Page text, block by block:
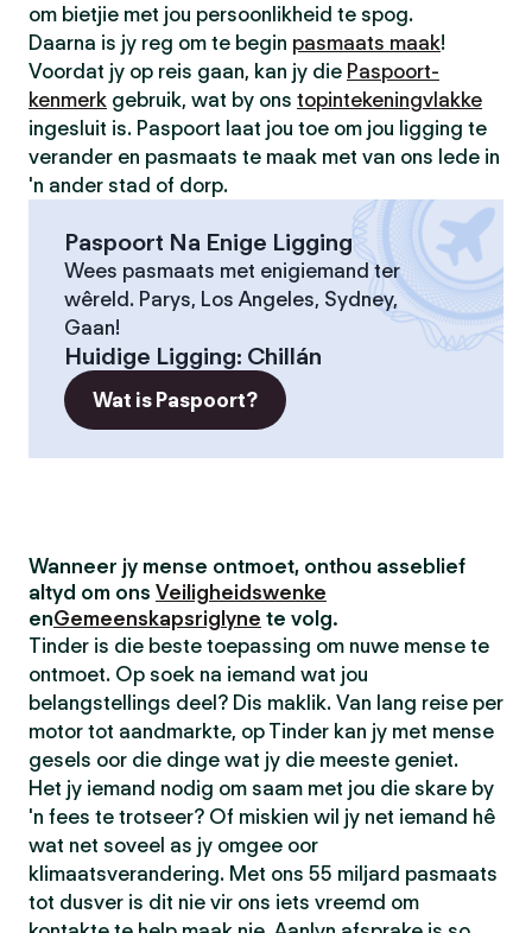
om bietjie met jou persoonlikheid te spog.
Daarna is jy reg om te begin pasmaats maak!
Voordat jy op reis gaan, kan jy die Paspoort-
kenmerk gebruik, wat by ons topintekeningvlakke
ingesluit is. Paspoort laat jou toe om jou ligging te
verander en pasmaats te maak met van ons lede in
'n ander stad of dorp.
Paspoort Na Enige Ligging
Wees pasmaats met enigiemand ter
wêreld. Parys, Los Angeles, Sydney,
Gaan!
Huidige Ligging: Chillán
Wat is Paspoort?
Wanneer jy mense ontmoet, onthou asseblief
altyd om ons Veiligheidswenke
enGemeenskapsriglyne te volg.
Tinder is die beste toepassing om nuwe mense te
ontmoet. Op soek na iemand wat jou
belangstellings deel? Dis maklik. Van lang reise per
motor tot aandmarkte, op Tinder kan jy met mense
gesels oor die dinge wat jy die meeste geniet.
Het jy iemand nodig om saam met jou die skare by
'n fees te trotseer? Of miskien wil jy net iemand hê
wat net soveel as jy omgee oor
klimaatsverandering. Met ons 55 miljard pasmaats
tot dusver is dit nie vir ons iets vreemd om